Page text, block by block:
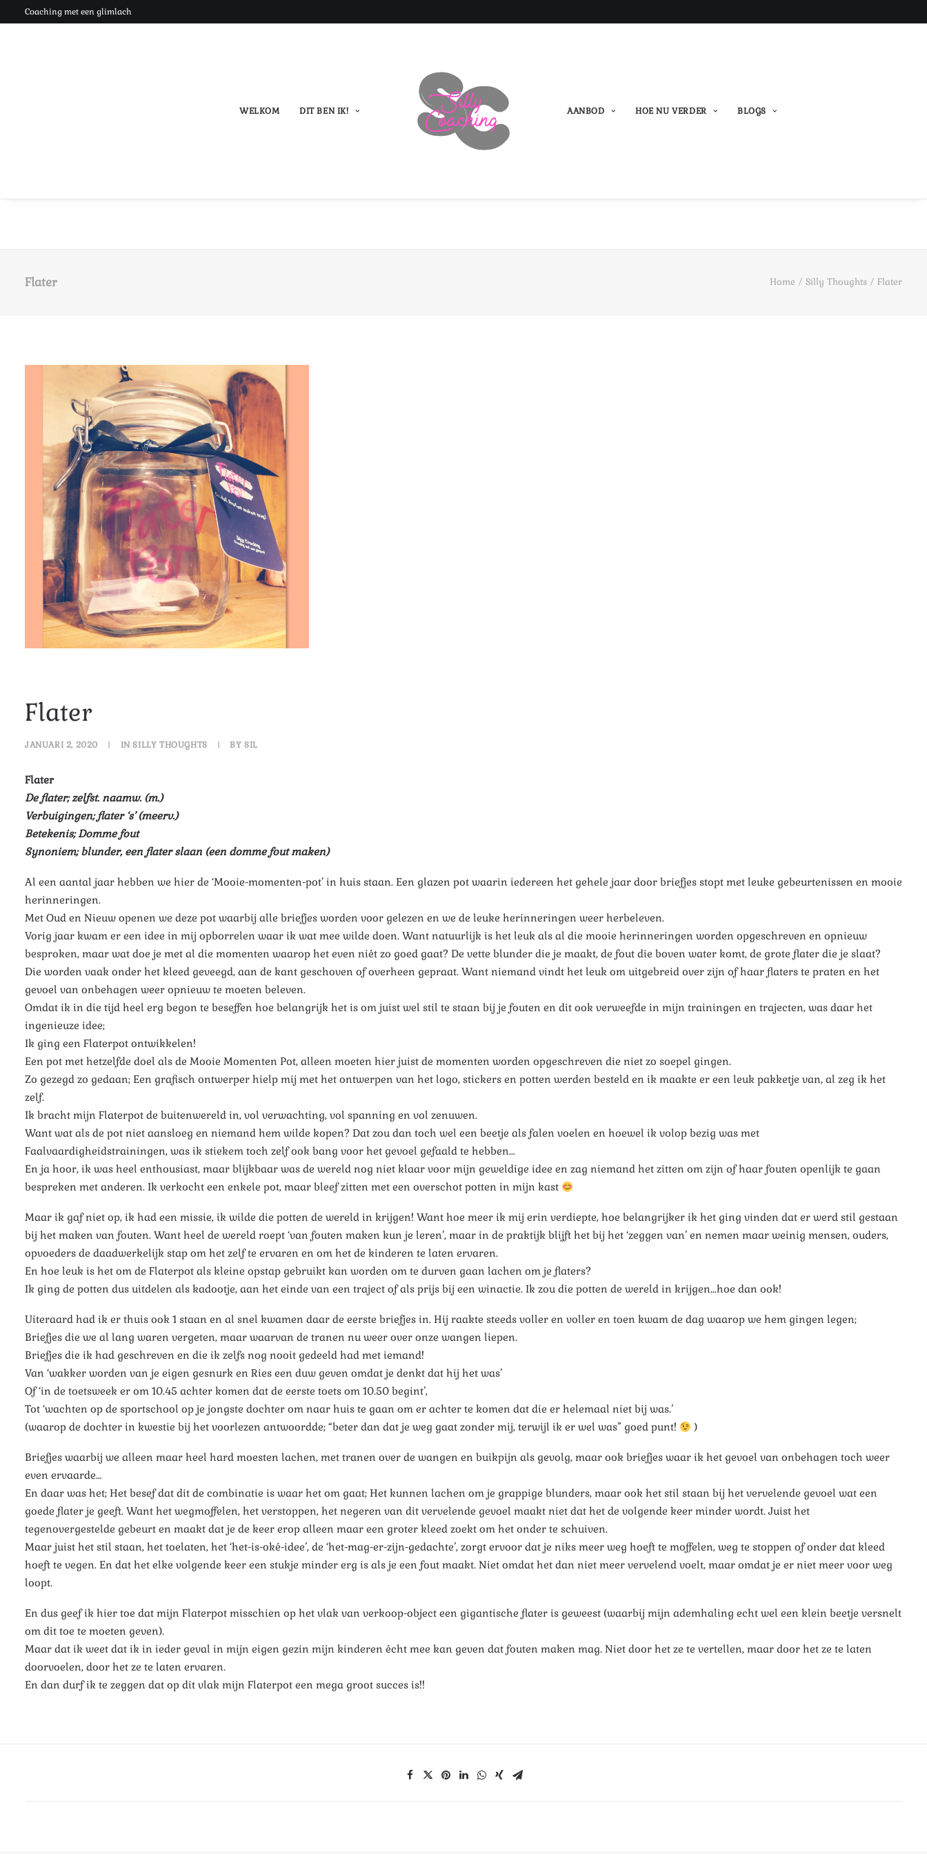
Coaching met een glimlach
WELKOM DIT BEN IK! AANBOD HOE NU VERDER BLOGS
Flater Home Silly Thoughts Flater
Flater
JANUARI 2, 2020 | INSILLY THOUGHTS | BYSIL
Flater
De flater; zelfst. naamw. (m.)
Verbuigingen; flater ‘s’ (meerv.)
Betekenis; Domme fout
Synoniem; blunder, een flater slaan (een domme fout maken)
Al een aantal jaar hebben we hier de ‘Mooie-momenten-pot’ in huis staan. Een glazen pot waarin iedereen het gehele jaar door briefjes stopt met leuke gebeurtenissen en mooie
herinneringen.
Met Oud en Nieuw openen we deze pot waarbij alle briefjes worden voor gelezen en we de leuke herinneringen weer herbeleven.
Vorig jaar kwam er een idee in mij opborrelen waar ik wat mee wilde doen. Want natuurlijk is het leuk als al die mooie herinneringen worden opgeschreven en opnieuw
besproken, maar wat doe je met al die momenten waarop het even niét zo goed gaat? De vette blunder die je maakt, de fout die boven water komt, de grote flater die je slaat?
Die worden vaak onder het kleed geveegd, aan de kant geschoven of overheen gepraat. Want niemand vindt het leuk om uitgebreid over zijn of haar flaters te praten en het
gevoel van onbehagen weer opnieuw te moeten beleven.
Omdat ik in die tijd heel erg begon te beseffen hoe belangrijk het is om juist wel stil te staan bij je fouten en dit ook verweefde in mijn trainingen en trajecten, was daar het
ingenieuze idee;
Ik ging een Flaterpot ontwikkelen!
Een pot met hetzelfde doel als de Mooie Momenten Pot, alleen moeten hier juist de momenten worden opgeschreven die niet zo soepel gingen.
Zo gezegd zo gedaan; Een grafisch ontwerper hielp mij met het ontwerpen van het logo, stickers en potten werden besteld en ik maakte er een leuk pakketje van, al zeg ik het
zelf.
Ik bracht mijn Flaterpot de buitenwereld in, vol verwachting, vol spanning en vol zenuwen.
Want wat als de pot niet aansloeg en niemand hem wilde kopen? Dat zou dan toch wel een beetje als falen voelen en hoewel ik volop bezig was met
Faalvaardigheidstrainingen, was ik stiekem toch zelf ook bang voor het gevoel gefaald te hebben…
En ja hoor, ik was heel enthousiast, maar blijkbaar was de wereld nog niet klaar voor mijn geweldige idee en zag niemand het zitten om zijn of haar fouten openlijk te gaan
bespreken met anderen. Ik verkocht een enkele pot, maar bleef zitten met een overschot potten in mijn kast
Maar ik gaf niet op, ik had een missie, ik wilde die potten de wereld in krijgen! Want hoe meer ik mij erin verdiepte, hoe belangrijker ik het ging vinden dat er werd stil gestaan
bij het maken van fouten. Want heel de wereld roept ‘van fouten maken kun je leren’, maar in de praktijk blijft het bij het ‘zeggen van’ en nemen maar weinig mensen, ouders,
opvoeders de daadwerkelijk stap om het zelf te ervaren en om het de kinderen te laten ervaren.
En hoe leuk is het om de Flaterpot als kleine opstap gebruikt kan worden om te durven gaan lachen om je flaters?
Ik ging de potten dus uitdelen als kadootje, aan het einde van een traject of als prijs bij een winactie. Ik zou die potten de wereld in krijgen…hoe dan ook!
Uiteraard had ik er thuis ook 1 staan en al snel kwamen daar de eerste briefjes in. Hij raakte steeds voller en voller en toen kwam de dag waarop we hem gingen legen;
Briefjes die we al lang waren vergeten, maar waarvan de tranen nu weer over onze wangen liepen.
Briefjes die ik had geschreven en die ik zelfs nog nooit gedeeld had met iemand!
Van ‘wakker worden van je eigen gesnurk en Ries een duw geven omdat je denkt dat hij het was’
Of ‘in de toetsweek er om 10.45 achter komen dat de eerste toets om 10.50 begint’,
Tot ‘wachten op de sportschool op je jongste dochter om naar huis te gaan om er achter te komen dat die er helemaal niet bij was.’
(waarop de dochter in kwestie bij het voorlezen antwoordde; “beter dan dat je weg gaat zonder mij, terwijl ik er wel was” goed punt!
)
Briefjes waarbij we alleen maar heel hard moesten lachen, met tranen over de wangen en buikpijn als gevolg, maar ook briefjes waar ik het gevoel van onbehagen toch weer
even ervaarde…
En daar was het; Het besef dat dit de combinatie is waar het om gaat; Het kunnen lachen om je grappige blunders, maar ook het stil staan bij het vervelende gevoel wat een
goede flater je geeft. Want het wegmoffelen, het verstoppen, het negeren van dit vervelende gevoel maakt niet dat het de volgende keer minder wordt. Juist het
tegenovergestelde gebeurt en maakt dat je de keer erop alleen maar een groter kleed zoekt om het onder te schuiven.
Maar juist het stil staan, het toelaten, het ‘het-is-oké-idee’, de ‘het-mag-er-zijn-gedachte’, zorgt ervoor dat je niks meer weg hoeft te moffelen, weg te stoppen of onder dat kleed
hoeft te vegen. En dat het elke volgende keer een stukje minder erg is als je een fout maakt. Niet omdat het dan niet meer vervelend voelt, maar omdat je er niet meer voor weg
loopt.
En dus geef ik hier toe dat mijn Flaterpot misschien op het vlak van verkoop-object een gigantische flater is geweest (waarbij mijn ademhaling echt wel een klein beetje versnelt
om dit toe te moeten geven).
Maar dat ik weet dat ik in ieder geval in mijn eigen gezin mijn kinderen écht mee kan geven dat fouten maken mag. Niet door het ze te vertellen, maar door het ze te laten
doorvoelen, door het ze te laten ervaren.
En dan durf ik te zeggen dat op dit vlak mijn Flaterpot een mega groot succes is!!